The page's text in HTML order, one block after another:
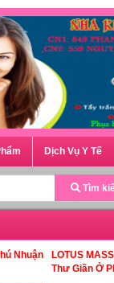
Dịch Vụ Y Tế
Tìm
Nhuận
LOTUS
Thư Giãn Ở